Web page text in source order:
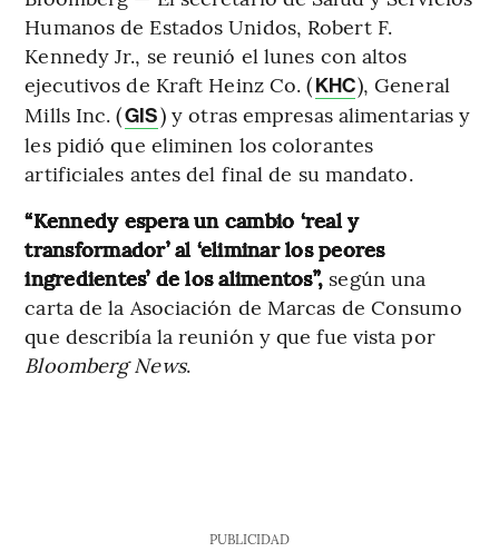
Humanos de Estados Unidos, Robert F.
Kennedy Jr., se reunió el lunes con altos
ejecutivos de Kraft Heinz Co. (KHC), General
Mills Inc. (GIS) y otras empresas alimentarias y
les pidió que eliminen los colorantes
artificiales antes del final de su mandato.
“Kennedy espera un cambio ‘real y
transformador’ al ‘eliminar los peores
ingredientes’ de los alimentos”, según una
carta de la Asociación de Marcas de Consumo
que describía la reunión y que fue vista por
Bloomberg News.
PUBLICIDAD